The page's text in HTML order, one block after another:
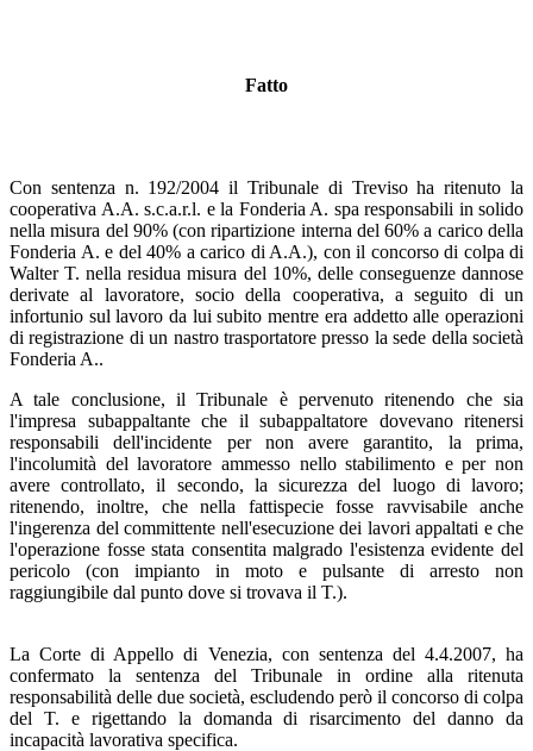
Fatto
Con sentenza n. 192/2004 il Tribunale di Treviso ha ritenuto la
cooperativa A.A. s.c.a.r.l. e la Fonderia A. spa responsabili in solido
nella misura del 90% (con ripartizione interna del 60% a carico della
Fonderia A. e del 40% a carico di A.A.), con il concorso di colpa di
Walter T. nella residua misura del 10%, delle conseguenze dannose
derivate al lavoratore, socio della cooperativa, a seguito di un
infortunio sul lavoro da lui subito mentre era addetto alle operazioni
di registrazione di un nastro trasportatore presso la sede della società
Fonderia A..
A tale conclusione, il Tribunale è pervenuto ritenendo che sia
l'impresa subappaltante che il subappaltatore dovevano ritenersi
responsabili dell'incidente per non avere garantito, la prima,
l'incolumità del lavoratore ammesso nello stabilimento e per non
avere controllato, il secondo, la sicurezza del luogo di lavoro;
ritenendo, inoltre, che nella fattispecie fosse ravvisabile anche
l'ingerenza del committente nell'esecuzione dei lavori appaltati e che
l'operazione fosse stata consentita malgrado l'esistenza evidente del
pericolo (con impianto in moto e pulsante di arresto non
raggiungibile dal punto dove si trovava il T.).
La Corte di Appello di Venezia, con sentenza del 4.4.2007, ha
confermato la sentenza del Tribunale in ordine alla ritenuta
responsabilità delle due società, escludendo però il concorso di colpa
del T. e rigettando la domanda di risarcimento del danno da
incapacità lavorativa specifica.